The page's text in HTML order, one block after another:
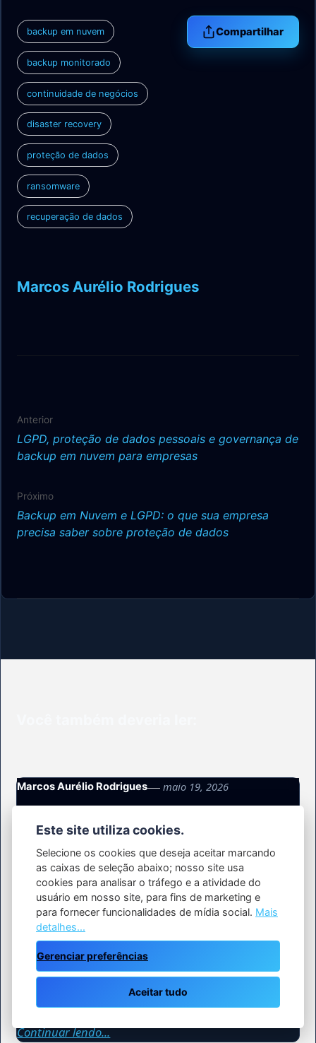
backup em nuvem
backup monitorado
continuidade de negócios
disaster recovery
proteção de dados
ransomware
recuperação de dados
Compartilhar
Marcos Aurélio Rodrigues
Anterior
LGPD, proteção de dados pessoais e governança de
backup em nuvem para empresas
Próximo
Backup em Nuvem e LGPD: o que sua empresa
precisa saber sobre proteção de dados
Marcos Aurélio Rodrigues maio 19, 2026
empresas devem usar backup
monitorado?
Os dados de uma empresa não ficam mais em um
único lugar. Eles podem estar em servidores,
computadores de usuários, plataformas SaaS,
bancos de dados, cargas em nuvem, pastas
compartilhadas e aplicações que sustentam a
operação diária. Quando esses dados ficam
indisponíveis por falha de…
Continuar lendo...
Este site utiliza cookies.
Selecione os cookies que deseja aceitar marcando
as caixas de seleção abaixo; nosso site usa
cookies para analisar o tráfego e a atividade do
usuário em nosso site, para fins de marketing e
para fornecer funcionalidades de mídia social. Mais
detalhes...
Gerenciar preferências
Aceitar tudo